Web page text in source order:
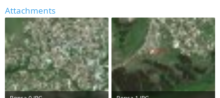
Attachments